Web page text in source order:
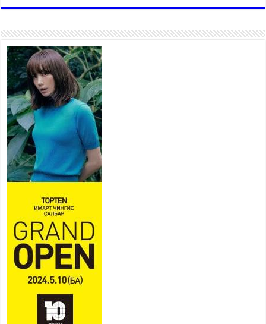
боломжтой-Хүүхэд хөгжүүлэх
төв” байгуулах төсөлд төр,
хувийн хэвшлийн түншлэлийн хүрээнд хамтран
ажиллахыг урьж байна
2026 оны 7 сар 22 / 9 цаг 28 минут
Б.Пүрэвдагва: “Урт цагаан”-ыг
залуучууд чөлөөт цагаа
өнгөрүүлдэг, жуулчид зорьж
ирдэг цэг болгоно
2026 оны 7 сар 21 / 16 цаг 47 минут
Тусгай замын автобус /BRT/ төслийн удирдах
хорооны ээлжит хуралдаан боллоо
Ерөнхий сайд Н.Учрал БНХАУ-аас Монгол Улсад
суугаа Элчин сайд Шэнь Миньжюанийг хүлээн
авч уулзав
2026 оны 7 сар 21 / 16 цаг 39 минут
БҮГД НАЙРАМДАХ ТАЖИКИСТАН УЛСТАЙ
ЭДИЙН ЗАСГИЙН ХАМТЫН АЖИЛЛАГААГ
ӨРГӨЖҮҮЛНЭ
2026 оны 7 сар 21 / 16 цаг 34 минут
26,992 суралцагч хотхоны бага сургуульд, 8100
суралцагч төрөлжсөн ахлах сургуульд